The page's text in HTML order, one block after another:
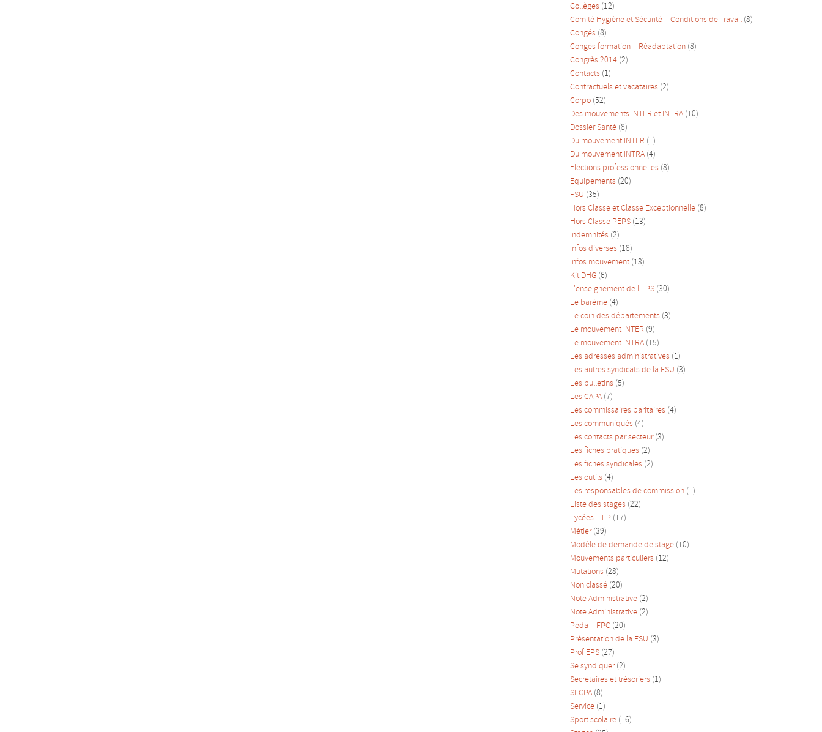
Collèges (12)
Comité Hygiène et Sécurité – Conditions de Travail (8)
Congés (8)
Congés formation – Réadaptation (8)
Congrès 2014 (2)
Contacts (1)
Contractuels et vacataires (2)
Corpo (52)
Des mouvements INTER et INTRA (10)
Dossier Santé (8)
Du mouvement INTER (1)
Du mouvement INTRA (4)
Elections professionnelles (8)
Equipements (20)
FSU (35)
Hors Classe et Classe Exceptionnelle (8)
Hors Classe PEPS (13)
Indemnités (2)
Infos diverses (18)
Infos mouvement (13)
Kit DHG (6)
L'enseignement de l'EPS (30)
Le barème (4)
Le coin des départements (3)
Le mouvement INTER (9)
Le mouvement INTRA (15)
Les adresses administratives (1)
Les autres syndicats de la FSU (3)
Les bulletins (5)
Les CAPA (7)
Les commissaires paritaires (4)
Les communiqués (4)
Les contacts par secteur(3)
Les fiches pratiques (2)
Les fiches syndicales (2)
Les outils (4)
Les responsables de commission (1)
Liste des stages (22)
Lycées – LP (17)
Métier(39)
Modèle de demande de stage (10)
Mouvements particuliers (12)
Mutations (28)
Non classé (20)
Note Administrative (2)
Note Administrative (2)
Péda – FPC (20)
Présentation de la FSU (3)
Prof EPS (27)
Se syndiquer(2)
Secrétaires et trésoriers (1)
SEGPA (8)
Service (1)
Sport scolaire (16)